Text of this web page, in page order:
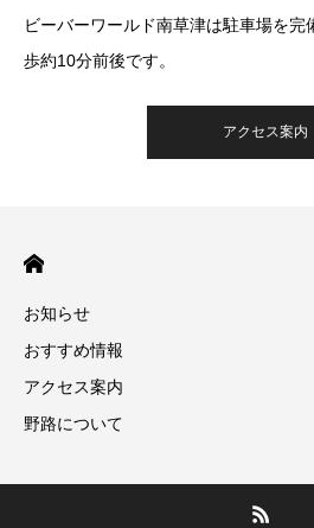
ビーバーワールド南草津は駐車場を完
歩約10分前後です。
アクセス案内
お知らせ
おすすめ情報
アクセス案内
野路について